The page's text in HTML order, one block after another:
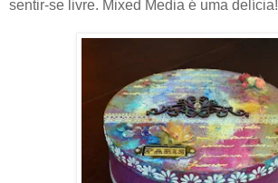
sentir-se livre. Mixed Media é uma delícia!